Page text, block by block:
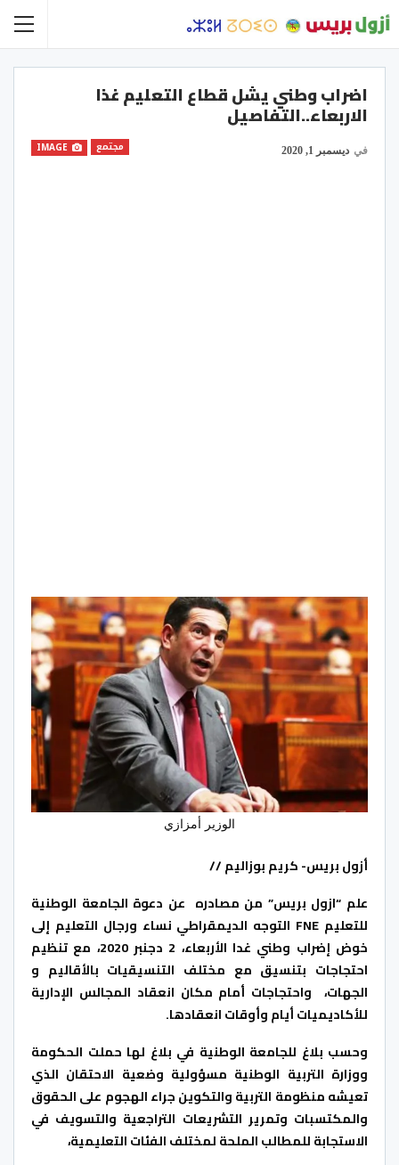
اضراب وطني يشل قطاع التعليم غذا
الاربعاء..التفاصيل
مجتمع في ديسمبر 1, 2020
الوزير أمزازي
أزول بريس- كريم بوزاليم //
علم “ازول بريس” من مصادره عن دعوة الجامعة الوطنية
للتعليم FNE التوجه الديمقراطي نساء ورجال التعليم إلى
خوض إضراب وطني غدا الأربعاء، 2 دجنبر 2020، مع تنظيم
احتجاجات بتنسيق مع مختلف التنسيقيات بالأقاليم و
الجهات، واحتجاجات أمام مكان انعقاد المجالس الإدارية
للأكاديميات أيام وأوقات انعقادها.
وحسب بلاغ للجامعة الوطنية في بلاغ لها حملت الحكومة
ووزارة التربية الوطنية مسؤولية وضعية الاحتقان الذي
تعيشه منظومة التربية والتكوين جراء الهجوم على الحقوق
والمكتسبات وتمرير التشريعات التراجعية والتسويف في
الاستجابة للمطالب الملحة لمختلف الفئات التعليمية،